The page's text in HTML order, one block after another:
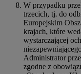
W przypadku
trzecich, tj. do
Europejskim
krajach, które
wystarczającej
Administrator
zgodne z